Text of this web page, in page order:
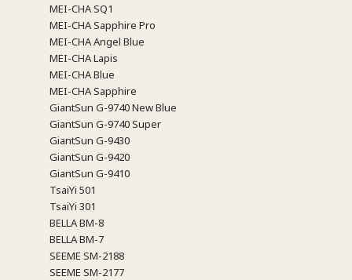
MEI-CHA SQ1
MEI-CHA Sapphire Pro
MEI-CHA Angel Blue
MEI-CHA Lapis
MEI-CHA Blue
MEI-CHA Sapphire
GiantSun G-9740 New Blue
GiantSun G-9740 Super
GiantSun G-9430
GiantSun G-9420
GiantSun G-9410
TsaiYi 501
TsaiYi 301
BELLA BM-8
BELLA BM-7
SEEME SM-2188
SEEME SM-2177